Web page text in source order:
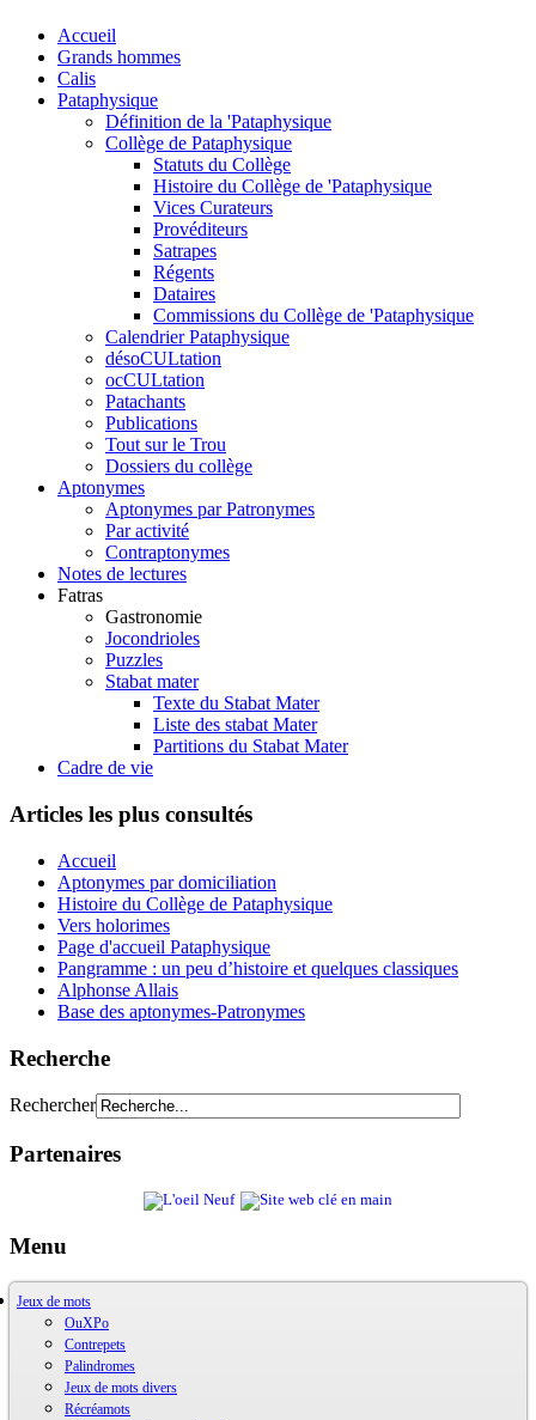
Accueil
Grands hommes
Calis
Pataphysique
Définition de la 'Pataphysique
Collège de Pataphysique
Statuts du Collège
Histoire du Collège de 'Pataphysique
Vices Curateurs
Provéditeurs
Satrapes
Régents
Dataires
Commissions du Collège de 'Pataphysique
Calendrier Pataphysique
désoCULtation
ocCULtation
Patachants
Publications
Tout sur le Trou
Dossiers du collège
Aptonymes
Aptonymes par Patronymes
Par activité
Contraptonymes
Notes de lectures
Fatras
Gastronomie
Jocondrioles
Puzzles
Stabat mater
Texte du Stabat Mater
Liste des stabat Mater
Partitions du Stabat Mater
Cadre de vie
Articles les plus consultés
Accueil
Aptonymes par domiciliation
Histoire du Collège de Pataphysique
Vers holorimes
Page d'accueil Pataphysique
Pangramme : un peu d’histoire et quelques classiques
Alphonse Allais
Base des aptonymes-Patronymes
Recherche
Rechercher
Partenaires
Menu
Jeux de mots
OuXPo
Contrepets
Palindromes
Jeux de mots divers
Récréamots